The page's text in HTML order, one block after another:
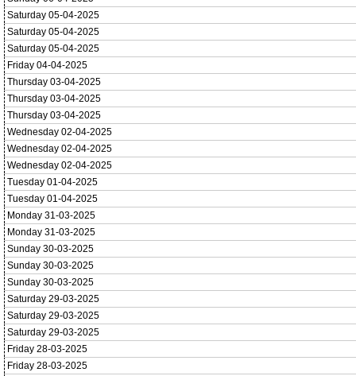
Saturday 05-04-2025
Saturday 05-04-2025
Saturday 05-04-2025
Friday 04-04-2025
Thursday 03-04-2025
Thursday 03-04-2025
Thursday 03-04-2025
Wednesday 02-04-2025
Wednesday 02-04-2025
Wednesday 02-04-2025
Tuesday 01-04-2025
Tuesday 01-04-2025
Monday 31-03-2025
Monday 31-03-2025
Sunday 30-03-2025
Sunday 30-03-2025
Sunday 30-03-2025
Saturday 29-03-2025
Saturday 29-03-2025
Saturday 29-03-2025
Friday 28-03-2025
Friday 28-03-2025